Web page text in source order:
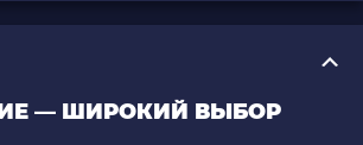
— ШИРОКИЙ ВЫБОР